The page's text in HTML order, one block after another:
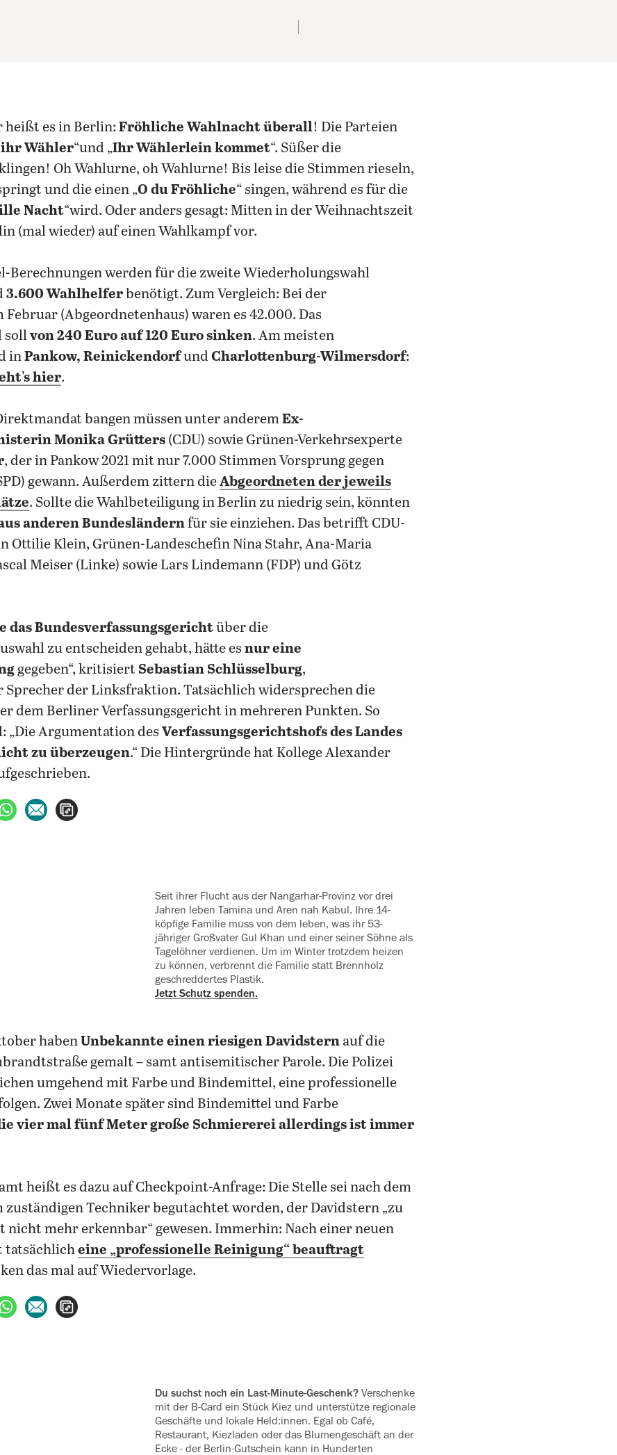
heißt es in Berlin:Fröhliche Wahlnacht überall! Die Parteien
Wähler“und „Ihr Wählerlein kommet“. Süßer die
Oh Wahlurne, oh Wahlurne! Bis leise die Stimmen rieseln,
und die einen „O du Fröhliche“ singen, während es für die
Nacht“wird. Oder anders gesagt: Mitten in der Weihnachtszeit
(mal wieder) auf einen Wahlkampf vor.
Berechnungen werden für die zweite Wiederholungswahl
3.600 Wahlhelfer benötigt. Zum Vergleich: Bei der
(Abgeordnetenhaus) waren es 42.000. Das
sollvon 240 Euro auf 120 Euro sinken. Am meisten
inPankow, ReinickendorfundCharlottenburg-Wilmersdorf:
hier.
bangen müssen unter anderemEx-
Monika Grütters (CDU) sowie Grünen-Verkehrsexperte
, der in Pankow 2021 mit nur 7.000 Stimmen Vorsprung gegen
gewann. Außerdem zittern dieAbgeordneten der jeweils
. Sollte die Wahlbeteiligung in Berlin zu niedrig sein, könnten
anderen Bundesländernfür sie einziehen. Das betrifft CDU-
Ottilie Klein, Grünen-Landeschefin Nina Stahr, Ana-Maria
Meiser (Linke) sowie Lars Lindemann (FDP) und Götz
das Bundesverfassungsgerichtüber die
zu entscheiden gehabt, hätte esnur eine
gegeben“, kritisiert Sebastian Schlüsselburg,
der Linksfraktion. Tatsächlich widersprechen die
dem Berliner Verfassungsgericht in mehreren Punkten. So
„Die Argumentation desVerfassungsgerichtshofs des Landes
zu überzeugen.“ Die Hintergründe hat Kollege Alexander
teilen
X teilen
per WhatsApp teilen
per E-Mail teilen
Seit ihrer Flucht aus der Nangarhar-Provinz vor drei
Jahren leben Tamina und Aren nah Kabul. Ihre 14-
köpfige Familie muss von dem leben, was ihr 53-
jähriger Großvater Gul Khan und ‍einer seiner Söhne als
Tagelöhner verdienen. Um im Winter trotzdem heizen
zu können, verbrennt die Familie statt Brennholz
geschreddertes Plastik.
Jetzt Schutz spenden.
habenUnbekannte einen riesigen Davidstern auf die
gemalt – samt antisemitischer Parole. Die Polizei
umgehend mit Farbe und Bindemittel, eine professionelle
Zwei Monate später sind Bindemittel und Farbe
vier mal fünf Meter große Schmiererei allerdings ist immer
heißt es dazu auf Checkpoint-Anfrage: Die Stelle sei nach dem
zuständigen Techniker begutachtet worden, der Davidstern „zu
nicht mehr erkennbar“ gewesen. Immerhin: Nach einer neuen
tatsächlicheine „professionelle Reinigung“ beauftragt
das mal auf Wiedervorlage.
teilen
X teilen
per WhatsApp teilen
per E-Mail teilen
Du suchst noch ein Last-Minute-Geschenk? Verschenke
mit der B-Card ein Stück Kiez und unterstütze regionale
Geschäfte und lokale Held:innen. Egal ob Café,
Restaurant, Kiezladen oder das Blumengeschäft an der
Ecke - der Berlin-Gutschein kann in Hunderten